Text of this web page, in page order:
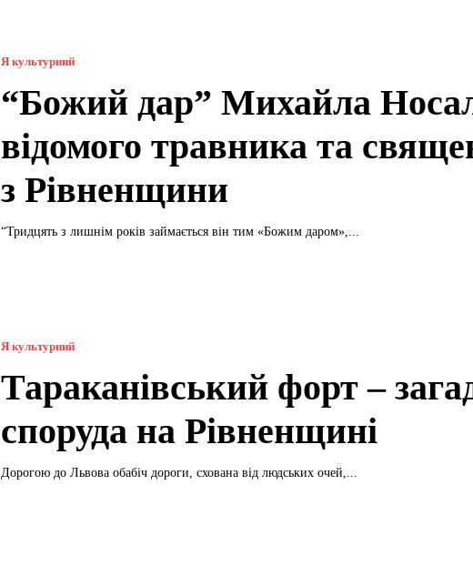
Я культурний
“Божий дар” Михайла
відомого травника та
з Рівненщини
“Тридцять з лишнім років займається він тим «Божим даром»,...
Я культурний
Тараканівський форт –
споруда на Рівненщині
Дорогою до Львова обабіч дороги, схована від людських очей,...